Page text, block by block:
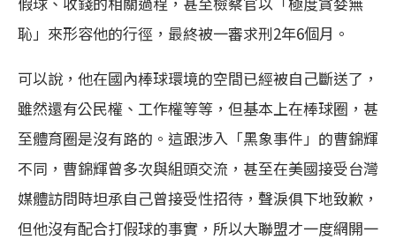
恥」來形容他的行徑，最終被一審求刑2年6個月。
可以說，他在國內棒球環境的空間已經被自己斷送了，
雖然還有公民權、工作權等等，但基本上在棒球圈，甚
至體育圈是沒有路的。這跟涉入「黑象事件」的曹錦輝
不同，曹錦輝曾多次與組頭交流，甚至在美國接受台灣
媒體訪問時坦承自己曾接受性招待，聲淚俱下地致歉，
但他沒有配合打假球的事實，所以大聯盟才一度網開一